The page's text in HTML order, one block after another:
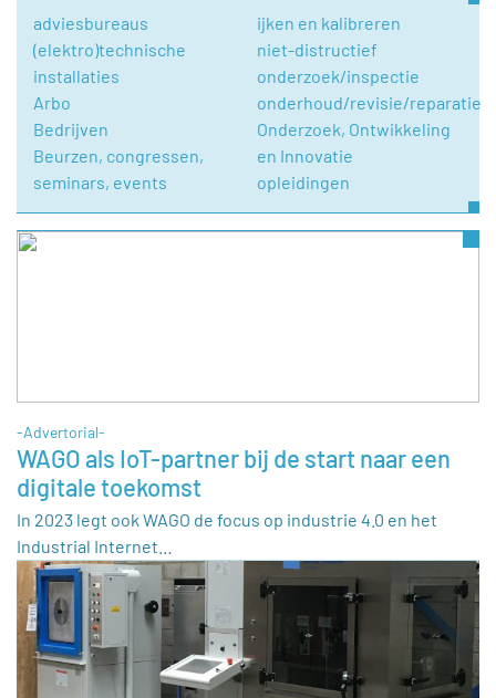
adviesbureaus
(elektro)technische
installaties
Arbo
Bedrijven
Beurzen, congressen,
seminars, events
ijken en kalibreren
niet-distructief
onderzoek/inspectie
onderhoud/revisie/reparatie
Onderzoek, Ontwikkeling
en Innovatie
opleidingen
-Advertorial-
WAGO als IoT-partner bij de start naar een
digitale toekomst
In 2023 legt ook WAGO de focus op industrie 4.0 en het
Industrial Internet…